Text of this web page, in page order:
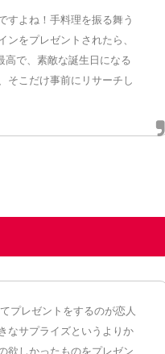
すよね！手料理を振る舞う
をプレゼントされたら、
で、素敵な誕生日になる
そこだけ事前にリサーチし
プレゼントをするのが恋人
なサプライズというよりか
欲しかったものをプレゼン